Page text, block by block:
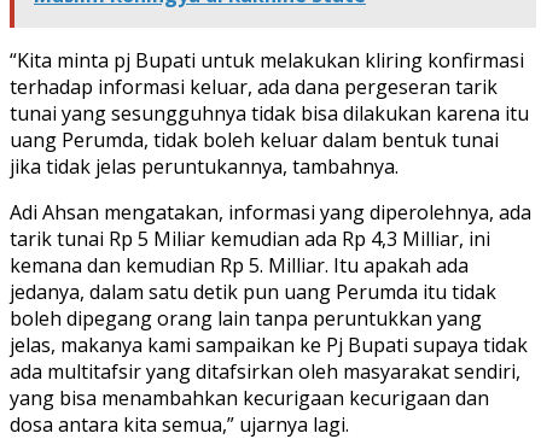
“Kita minta pj Bupati untuk melakukan kliring konfirmasi
terhadap informasi keluar, ada dana pergeseran tarik
tunai yang sesungguhnya tidak bisa dilakukan karena itu
uang Perumda, tidak boleh keluar dalam bentuk tunai
jika tidak jelas peruntukannya, tambahnya.
Adi Ahsan mengatakan, informasi yang diperolehnya, ada
tarik tunai Rp 5 Miliar kemudian ada Rp 4,3 Milliar, ini
kemana dan kemudian Rp 5. Milliar. Itu apakah ada
jedanya, dalam satu detik pun uang Perumda itu tidak
boleh dipegang orang lain tanpa peruntukkan yang
jelas, makanya kami sampaikan ke Pj Bupati supaya tidak
ada multitafsir yang ditafsirkan oleh masyarakat sendiri,
yang bisa menambahkan kecurigaan kecurigaan dan
dosa antara kita semua,” ujarnya lagi.